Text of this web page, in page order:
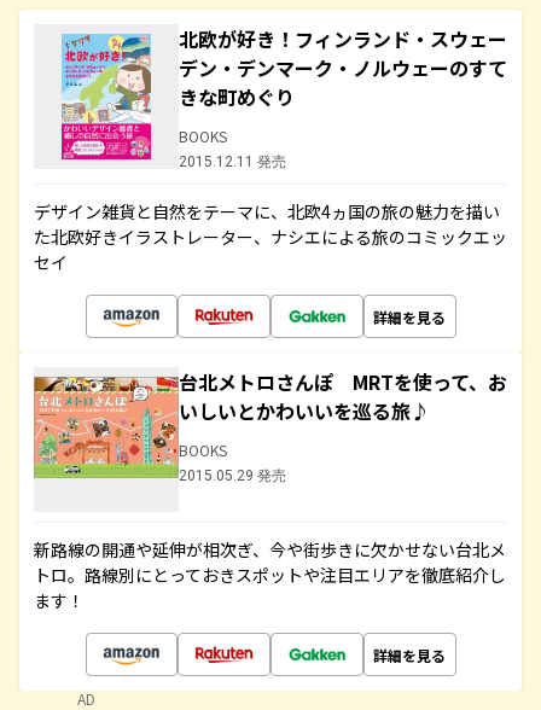
北欧が好き！フィンランド・スウェー
デン・デンマーク・ノルウェーのすて
きな町めぐり
BOOKS
2015.12.11 発売
デザイン雑貨と自然をテーマに、北欧4ヵ国の旅の魅力を描い
た北欧好きイラストレーター、ナシエによる旅のコミックエッ
セイ
詳細を見る
台北メトロさんぽ MRTを使って、お
いしいとかわいいを巡る旅♪
BOOKS
2015.05.29 発売
新路線の開通や延伸が相次ぎ、今や街歩きに欠かせない台北メ
トロ。路線別にとっておきスポットや注目エリアを徹底紹介し
ます！
詳細を見る
AD